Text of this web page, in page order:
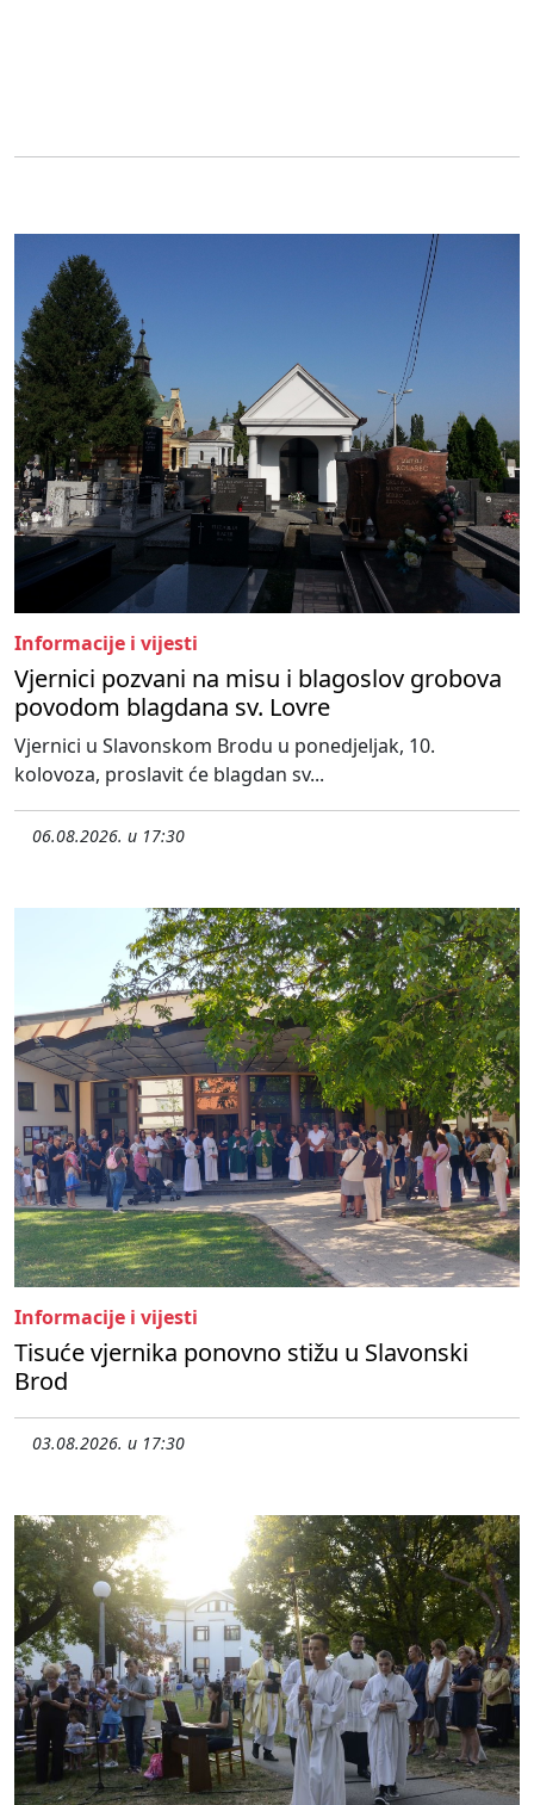
Informacije i vijesti
Vjernici pozvani na misu i blagoslov grobova
povodom blagdana sv. Lovre
Vjernici u Slavonskom Brodu u ponedjeljak, 10.
kolovoza, proslavit će blagdan sv...
06.08.2026. u 17:30
Informacije i vijesti
Tisuće vjernika ponovno stižu u Slavonski
Brod
03.08.2026. u 17:30